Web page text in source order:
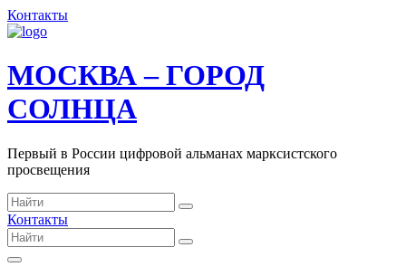
Контакты
МОСКВА – ГОРОД
СОЛНЦА
Первый в России цифровой альманах марксистского
просвещения
Контакты